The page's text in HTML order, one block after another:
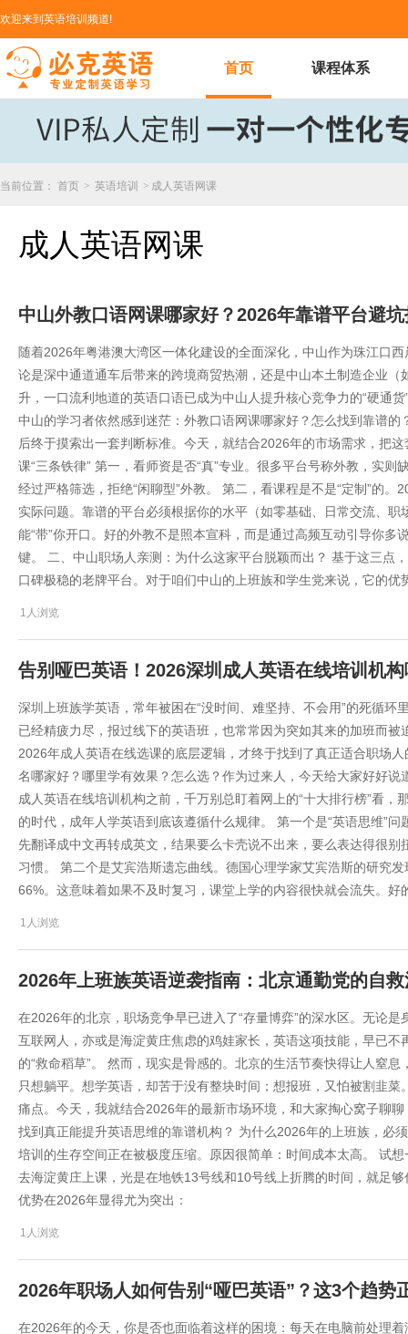
欢迎来到英语培训频道!
首页 课程体系
当前位置： 首页 > 英语培训 > 成人英语网课
成人英语网课
中山外教口语网课哪家好？2026年靠谱平台避
随着2026年粤港澳大湾区一体化建设的全面深化，中山作为珠江口
论是深中通道通车后带来的跨境商贸热潮，还是中山本土制造企业
升，一口流利地道的英语口语已成为中山人提升核心竞争力的“硬通
中山的学习者依然感到迷茫：外教口语网课哪家好？怎么找到靠谱
后终于摸索出一套判断标准。今天，就结合2026年的市场需求，把
课“三条铁律” 第一，看师资是否“真”专业。很多平台号称外教，实
经过严格筛选，拒绝“闲聊型”外教。 第二，看课程是不是“定制”的
实际问题。靠谱的平台必须根据你的水平（如零基础、日常交流、
能“带”你开口。好的外教不是照本宣科，而是通过高频互动引导你多
键。 二、中山职场人亲测：为什么这家平台脱颖而出？ 基于这三点
口碑极稳的老牌平台。对于咱们中山的上班族和学生党来说，它的优
1人浏览
告别哑巴英语！2026深圳成人英语在线培训机
深圳上班族学英语，常年被困在“没时间、难坚持、不会用”的死循
已经精疲力尽，报过线下的英语班，也常常因为突如其来的加班而
2026年成人英语在线选课的底层逻辑，才终于找到了真正适合职场
名哪家好？哪里学有效果？怎么选？作为过来人，今天给大家好好
成人英语在线培训机构之前，千万别总盯着网上的“十大排行榜”看
的时代，成年人学英语到底该遵循什么规律。 第一个是“英语思维”
先翻译成中文再转成英文，结果要么卡壳说不出来，要么表达得很
习惯。 第二个是艾宾浩斯遗忘曲线。德国心理学家艾宾浩斯的研究
66%。这意味着如果不及时复习，课堂上学的内容很快就会流失。
1人浏览
2026年上班族英语逆袭指南：北京通勤党的自
在2026年的北京，职场竞争早已进入了“存量博弈”的深水区。无论
互联网人，亦或是海淀黄庄焦虑的鸡娃家长，英语这项技能，早已不
的“救命稻草”。 然而，现实是骨感的。北京的生活节奏快得让人窒
只想躺平。想学英语，却苦于没有整块时间；想报班，又怕被割韭
痛点。今天，我就结合2026年的最新市场环境，和大家掏心窝子聊
找到真正能提升英语思维的靠谱机构？ 为什么2026年的上班族，必
培训的生存空间正在被极度压缩。原因很简单：时间成本太高。 试
去海淀黄庄上课，光是在地铁13号线和10号线上折腾的时间，就足
优势在2026年显得尤为突出：
1人浏览
2026年职场人如何告别“哑巴英语”？这3个趋势
在2026年的今天，你是否也面临着这样的困境：每天在电脑前处理